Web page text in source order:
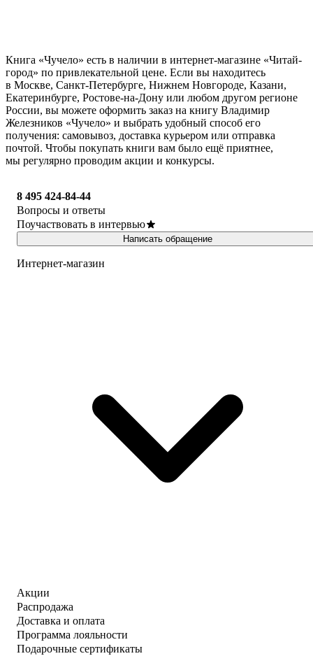
Книга «Чучело» есть в наличии в интернет-магазине «Читай-
город» по привлекательной цене. Если вы находитесь
в Москве, Санкт-Петербурге, Нижнем Новгороде, Казани,
Екатеринбурге, Ростове-на-Дону или любом другом регионе
России, вы можете оформить заказ на книгу Владимир
Железников «Чучело» и выбрать удобный способ его
получения: самовывоз, доставка курьером или отправка
почтой. Чтобы покупать книги вам было ещё приятнее,
мы регулярно проводим акции и конкурсы.
8 495 424-84-44
Вопросы и ответы
Поучаствовать в интервью
Написать обращение
Интернет-магазин
Акции
Распродажа
Доставка и оплата
Программа лояльности
Подарочные сертификаты